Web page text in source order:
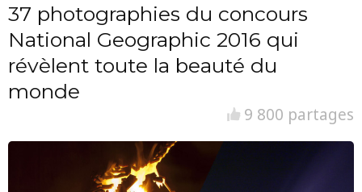
37 photographies du concours
National Geographic 2016 qui
révèlent toute la beauté du
monde
9 800 partages